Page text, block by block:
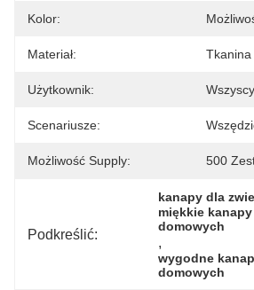
Kolor:
Materiał: Tkanina
Użytkownik: Wszyscy
Scenariusze:
Możliwość Supply: 500
Podkreślić:
kanapy dla
miękkie
domowych
,
wygodne
domowych